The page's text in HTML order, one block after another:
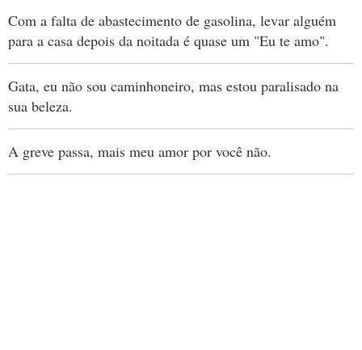
Com a falta de abastecimento de gasolina, levar alguém
para a casa depois da noitada é quase um "Eu te amo".
Gata, eu não sou caminhoneiro, mas estou paralisado na
sua beleza.
A greve passa, mais meu amor por você não.